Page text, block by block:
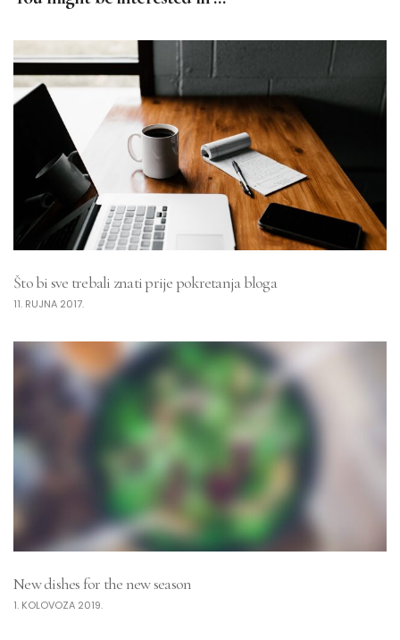
Što bi sve trebali znati prije pokretanja bloga
11. RUJNA 2017.
New dishes for the new season
1. KOLOVOZA 2019.